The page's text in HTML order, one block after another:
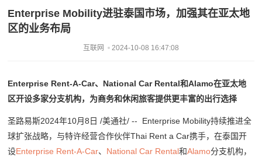
Enterprise Mobility进驻泰国市场，加强其在亚太地
区的业务布局
互联网 2024-10-08 16:47:08
Enterprise Rent-A-Car、National Car Rental和Alamo在亚太地
区开设多家分支机构，为商务和休闲旅客提供更丰富的出行选择
圣路易斯2024年10月8日 /美通社/ -- Enterprise Mobility持续推进全
球扩张战略，与特许经营合作伙伴Thai Rent a Car携手，在泰国开
设Enterprise Rent-A-Car、 National Car Rental和Alamo分支机构，